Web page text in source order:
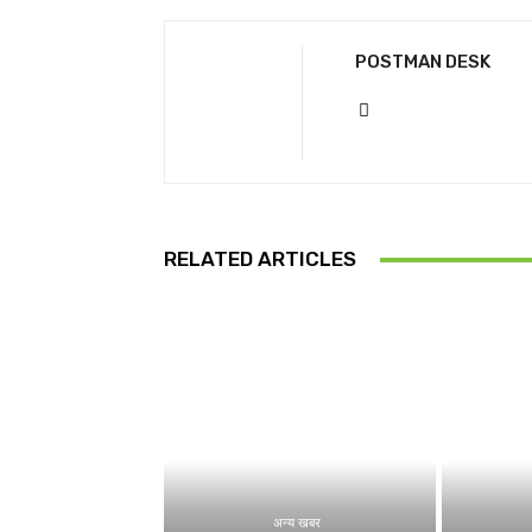
POSTMAN DESK
RELATED ARTICLES
अन्य खबर